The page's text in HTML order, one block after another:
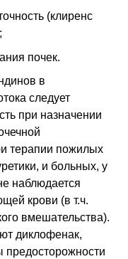
(клиренс
почек.
в
следует
при назначении
терапии пожилых
и больных, у
наблюдается
крови (в т.ч.
вмешательства).
диклофенак,
предосторожности